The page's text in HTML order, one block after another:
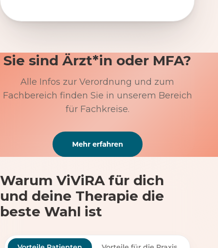
Sie sind Ärzt*in oder MFA?
Alle Infos zur Verordnung und zum
Fachbereich finden Sie in unserem Bereich
für Fachkreise.
Warum ViViRA für dich
und deine Therapie die
beste Wahl ist